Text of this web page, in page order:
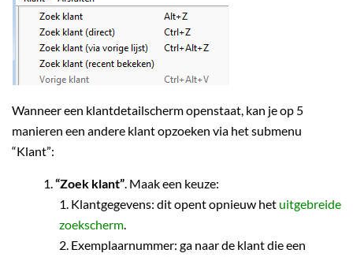
Wanneer een klantdetailscherm openstaat, kan je op 5
manieren een andere klant opzoeken via het submenu
“Klant”:
“Zoek klant”. Maak een keuze:
Klantgegevens: dit opent opnieuw het uitgebreide
zoekscherm.
Exemplaarnummer: ga naar de klant die een